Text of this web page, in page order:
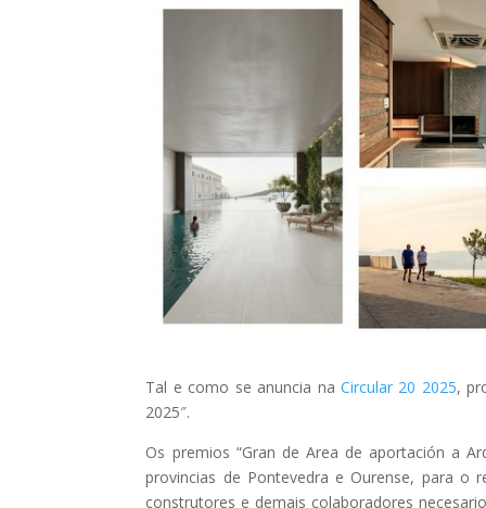
Tal e como se anuncia na Circular 20 2025,
2025″.
Os premios “Gran de Area de aportación a
provincias de Pontevedra e Ourense, para o
construtores e demais colaboradores